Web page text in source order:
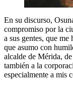
En su discurso,
compromiso por la
a sus gentes, que
que asumo con
alcalde de Mérida,
también a la
especialmente a mis